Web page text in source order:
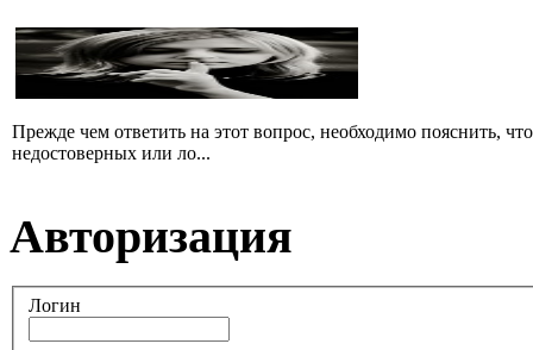
Прежде чем ответить на этот вопрос, необходимо пояснить,
недостоверных или ло...
Авторизация
Логин